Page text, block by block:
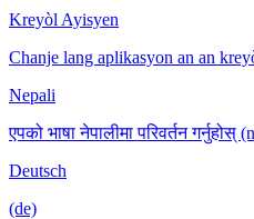
Kreyòl Ayisyen
Chanje lang aplikasyon an an
Nepali
एपको भाषा नेपालीमा परिवर्तन गर्नुहोस्
Deutsch
(de)